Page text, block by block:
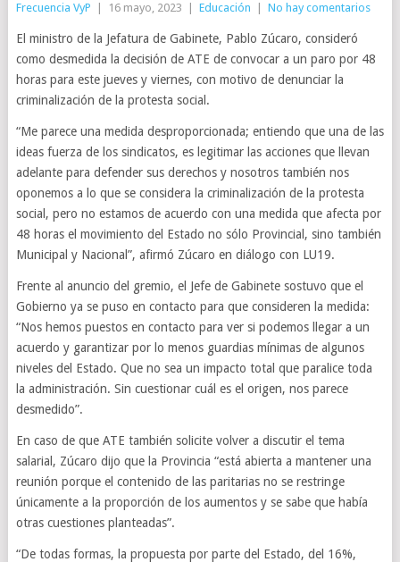
Frecuencia VyP 16 mayo, 2023 Educación No hay comentarios
El ministro de la Jefatura de Gabinete, Pablo Zúcaro, consideró
como desmedida la decisión de ATE de convocar a un paro por 48
horas para este jueves y viernes, con motivo de denunciar la
criminalización de la protesta social.
“Me parece una medida desproporcionada; entiendo que una de las
ideas fuerza de los sindicatos, es legitimar las acciones que llevan
adelante para defender sus derechos y nosotros también nos
oponemos a lo que se considera la criminalización de la protesta
social, pero no estamos de acuerdo con una medida que afecta por
48 horas el movimiento del Estado no sólo Provincial, sino también
Municipal y Nacional”, afirmó Zúcaro en diálogo con LU19.
Frente al anuncio del gremio, el Jefe de Gabinete sostuvo que el
Gobierno ya se puso en contacto para que consideren la medida:
“Nos hemos puestos en contacto para ver si podemos llegar a un
acuerdo y garantizar por lo menos guardias mínimas de algunos
niveles del Estado. Que no sea un impacto total que paralice toda
la administración. Sin cuestionar cuál es el origen, nos parece
desmedido”.
En caso de que ATE también solicite volver a discutir el tema
salarial, Zúcaro dijo que la Provincia “está abierta a mantener una
reunión porque el contenido de las paritarias no se restringe
únicamente a la proporción de los aumentos y se sabe que había
otras cuestiones planteadas”.
“De todas formas, la propuesta por parte del Estado, del 16%,